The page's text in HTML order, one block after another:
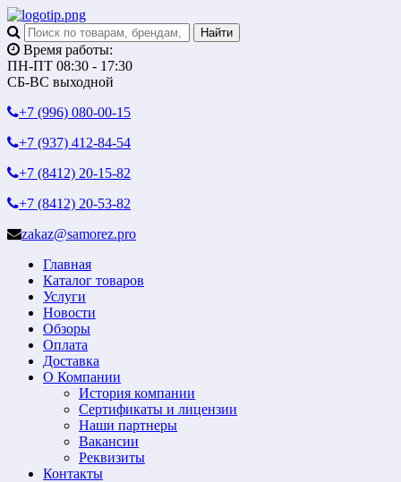
Время работы:
ПН-ПТ 08:30 - 17:30
СБ-ВС выходной
+7 (996) 080-00-15
+7 (937) 412-84-54
+7 (8412) 20-15-82
+7 (8412) 20-53-82
zakaz@samorez.pro
Главная
Каталог товаров
Услуги
Новости
Обзоры
Оплата
Доставка
О Компании
История компании
Сертификаты и лицензии
Наши партнеры
Вакансии
Реквизиты
Контакты